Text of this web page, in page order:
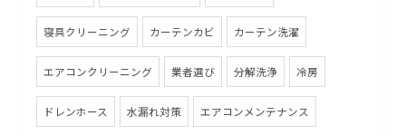
寝具クリーニング カーテンカビ カーテン洗濯
エアコンクリーニング 業者選び 分解洗浄 冷房
ドレンホース 水漏れ対策 エアコンメンテナンス